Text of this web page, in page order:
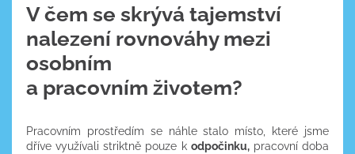
V čem se skrývá tajemství
nalezení rovnováhy mezi
osobním
a pracovním životem?
Pracovním prostředím se náhle stalo místo, které jsme
dříve využívali striktně pouze k odpočinku,pracovní doba